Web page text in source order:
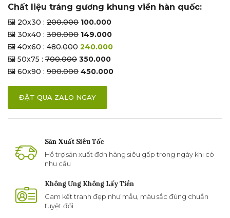
Chất liệu tráng gương khung viền hàn quốc:
🖼 20x30 : 200.000 100.000
🖼 30x40 : 300.000 149.000
🖼 40x60 : 480.000 240.000
🖼 50x75 : 700.000 350.000
🖼 60x90 : 900.000 450.000
ĐẶT QUA ZALO NGAY
Sản Xuất Siêu Tốc
Hổ trợ sản xuất đơn hàng siêu gấp trong ngày khi có
nhu cầu
Không Ưng Không Lấy Tiền
Cam kết tranh đẹp như mẫu, màu sắc đúng chuẩn
tuyệt đối